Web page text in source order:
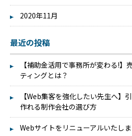
2020年11月
最近の投稿
【補助金活用で事務所が変わる!】
ティングとは？
【Web集客を強化したい先生へ】
作れる制作会社の選び方
Webサイトをリニューアルいたし